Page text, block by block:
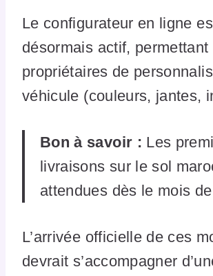
Le configurateur en ligne
désormais actif,
propriétaires de
véhicule (couleurs, jantes,
Bon à savoir : Les
livraisons sur le sol
attendues dès le mois de
L’arrivée officielle de ces
devrait s’accompagner